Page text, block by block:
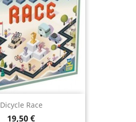
Dicycle Race
Prix
19,50 €